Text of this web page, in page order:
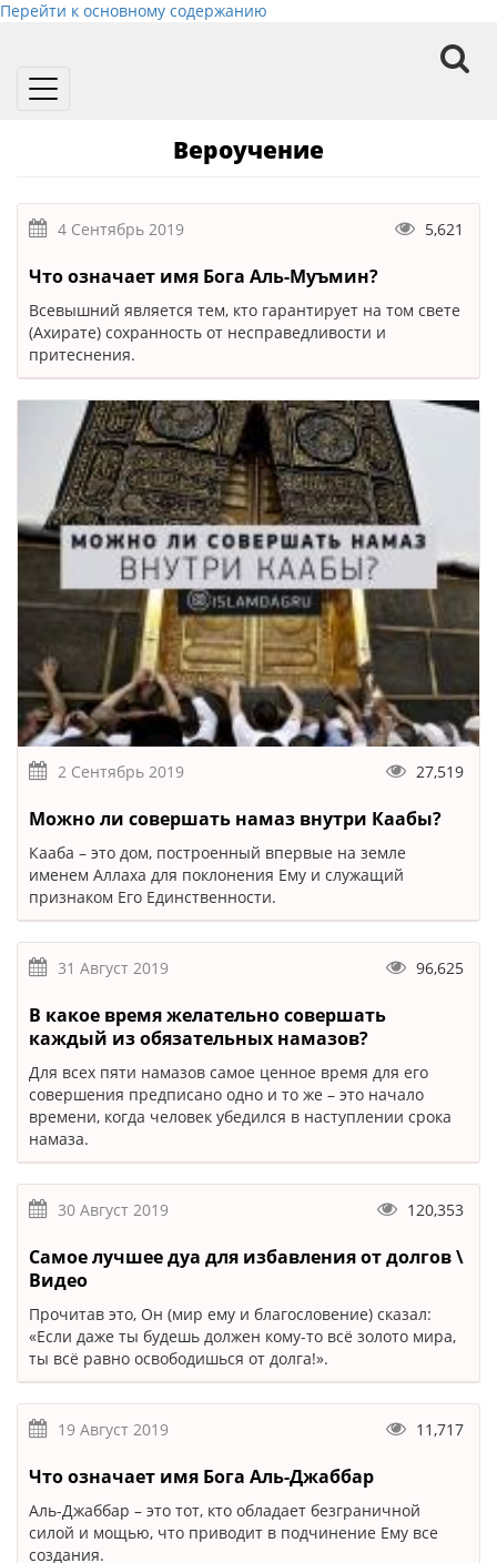
Перейти к основному содержанию
Toggle
Вероучение
4 Сентябрь 2019 5,621
Что означает имя Бога Аль-Муъмин?
Всевышний является тем, кто гарантирует на том свете
(Ахирате) сохранность от несправедливости и
притеснения.
2 Сентябрь 2019 27,519
Можно ли совершать намаз внутри Каабы?
Кааба – это дом, построенный впервые на земле
именем Аллаха для поклонения Ему и служащий
признаком Его Единственности.
31 Август 2019 96,625
В какое время желательно совершать
каждый из обязательных намазов?
Для всех пяти намазов самое ценное время для его
совершения предписано одно и то же – это начало
времени‚ когда человек убедился в наступлении срока
намаза.
30 Август 2019 120,353
Самое лучшее дуа для избавления от долгов \
Видео
Прочитав это, Он (мир ему и благословение) сказал:
«Если даже ты будешь должен кому-то всё золото мира,
ты всё равно освободишься от долга!».
19 Август 2019 11,717
Что означает имя Бога Аль-Джаббар
Аль-Джаббар – это тот, кто обладает безграничной
силой и мощью, что приводит в подчинение Ему все
создания.